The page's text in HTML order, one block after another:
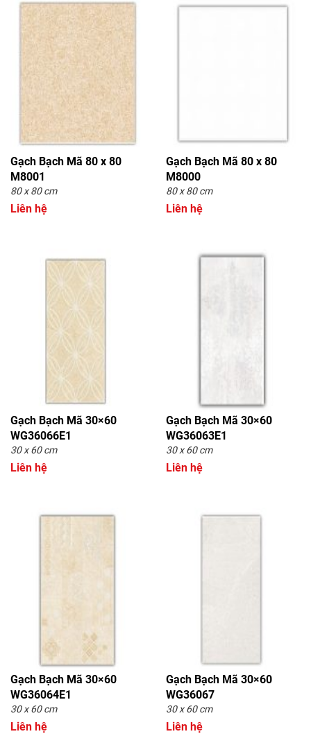
Gạch Bạch Mã 80 x 80
M8001
80 x 80 cm
Liên hệ
Gạch Bạch Mã 80 x 80
M8000
80 x 80 cm
Liên hệ
Gạch Bạch Mã 30×60
WG36066E1
30 x 60 cm
Liên hệ
Gạch Bạch Mã 30×60
WG36063E1
30 x 60 cm
Liên hệ
Gạch Bạch Mã 30×60
WG36064E1
30 x 60 cm
Liên hệ
Gạch Bạch Mã 30×60
WG36067
30 x 60 cm
Liên hệ